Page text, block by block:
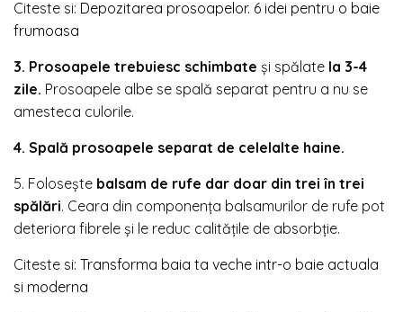
Citeste si: Depozitarea prosoapelor. 6 idei pentru o baie
frumoasa
3. Prosoapele trebuiesc schimbate şi spălate la 3-4
zile. Prosoapele albe se spală separat pentru a nu se
amesteca culorile.
4. Spală prosoapele separat de celelalte haine.
5. Foloseşte balsam de rufe dar doar din trei în trei
spălări. Ceara din componenţa balsamurilor de rufe pot
deteriora fibrele şi le reduc calităţile de absorbţie.
Citeste si: Transforma baia ta veche intr-o baie actuala
si moderna